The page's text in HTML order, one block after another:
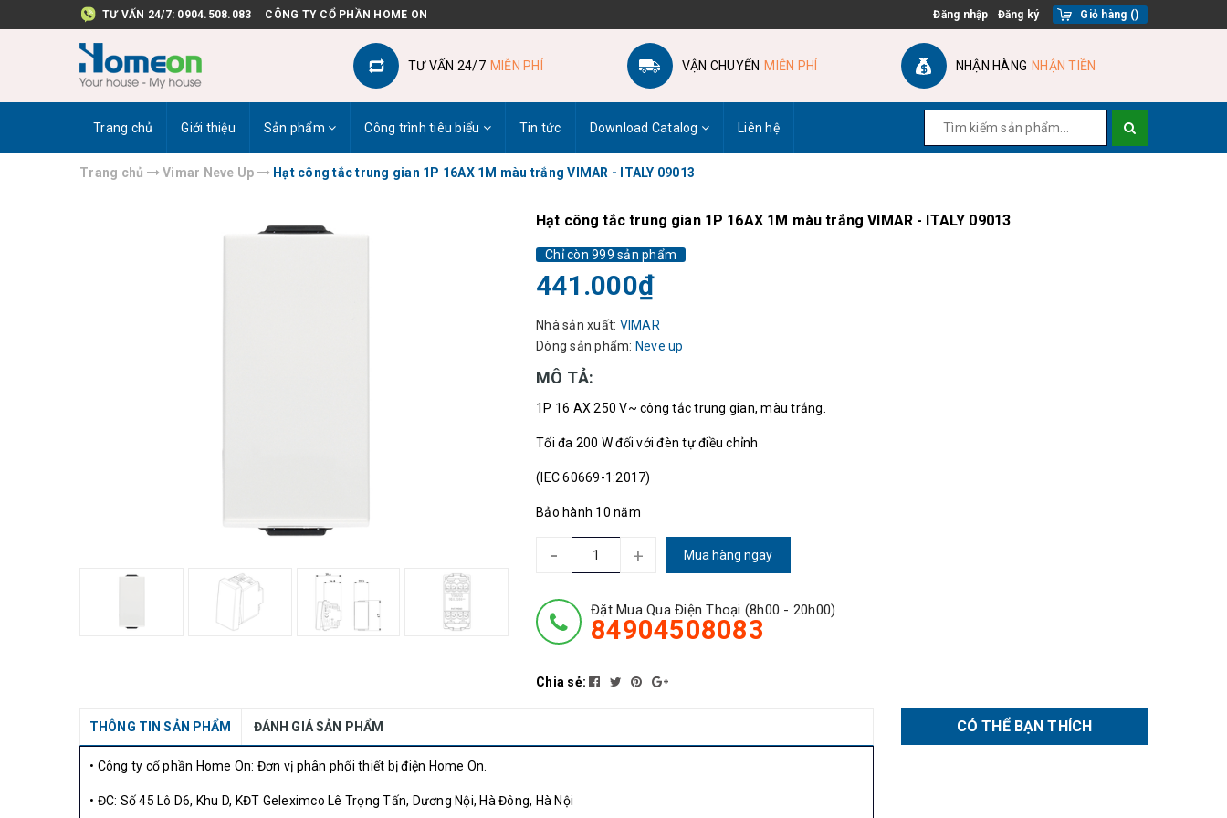
TƯ VẤN 24/7: 0904.508.083 CÔNG TY CỔ PHẦN HOME ON Đăng nhập Đăng ký Giỏ hàng ()
TƯ VẤN 24/7 MIỄN PHÍ VẬN CHUYỂN MIỄN PHÍ NHẬN HÀNG NHẬN TIỀN
Trang chủ Giới thiệu Sản phẩm Công trình tiêu biểu Tin tức Download Catalog Liên hệ
Trang chủ Vimar Neve Up Hạt công tắc trung gian 1P 16AX 1M màu trắng VIMAR - ITALY 09013
Hạt công tắc trung gian 1P 16AX 1M màu trắng VIMAR - ITALY 09013
Chỉ còn 999 sản phẩm
441.000₫
Nhà sản xuất: VIMAR
Dòng sản phẩm: Neve up
MÔ TẢ:
1P 16 AX 250 V~ công tắc trung gian, màu trắng.
Tối đa 200 W đối với đèn tự điều chỉnh
(IEC 60669-1:2017)
Bảo hành 10 năm
- + Mua hàng ngay
Đặt Mua Qua Điện Thoại (8h00 - 20h00)
84904508083
Chia sẻ:
THÔNG TIN SẢN PHẨM ĐÁNH GIÁ SẢN PHẨM
• Công ty cổ phần Home On: Đơn vị phân phối thiết bị điện Home On.
• ĐC: Số 45 Lô D6, Khu D, KĐT Geleximco Lê Trọng Tấn, Dương Nội, Hà Đông, Hà Nội
CÓ THỂ BẠN THÍCH